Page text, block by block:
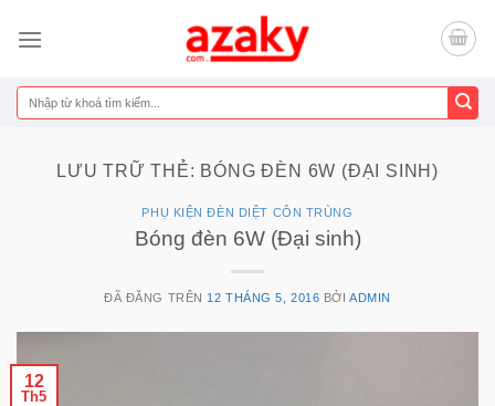
đến
dung
Tìm
kiếm:
LƯU TRỮ THẺ: BÓNG ĐÈN 6W (ĐẠI SINH)
PHỤ KIỆN ĐÈN DIỆT CÔN TRÙNG
Bóng đèn 6W (Đại sinh)
ĐÃ ĐĂNG TRÊN 12 THÁNG 5, 2016 BỞIADMIN
12
Th5